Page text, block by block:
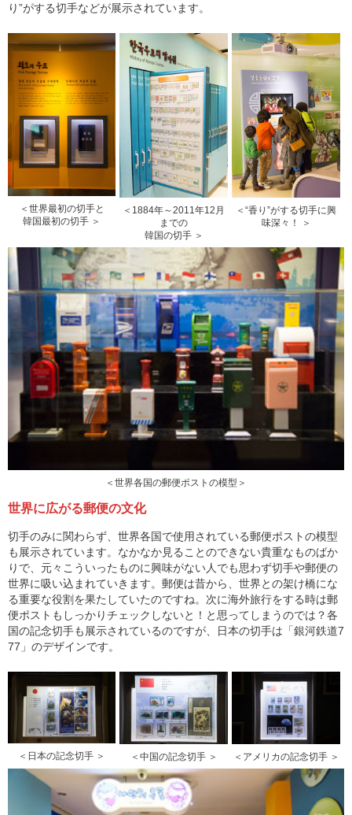
り”がする切手などが展示されています。
＜世界最初の切手と
韓国最初の切手 ＞
＜1884年～2011年12月
までの
韓国の切手 ＞
＜“香り”がする切手に興
味深々！ ＞
＜世界各国の郵便ポストの模型＞
世界に広がる郵便の文化
切手のみに関わらず、世界各国で使用されている郵便ポストの模型
も展示されています。なかなか見ることのできない貴重なものばか
りで、元々こういったものに興味がない人でも思わず切手や郵便の
世界に吸い込まれていきます。郵便は昔から、世界との架け橋にな
る重要な役割を果たしていたのですね。次に海外旅行をする時は郵
便ポストもしっかりチェックしないと！と思ってしまうのでは？各
国の記念切手も展示されているのですが、日本の切手は「銀河鉄道7
77」のデザインです。
＜日本の記念切手 ＞ ＜中国の記念切手 ＞ ＜アメリカの記念切手 ＞